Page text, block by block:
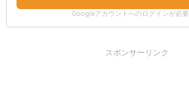
Googleアカウントへのログインが必
スポンサーリンク